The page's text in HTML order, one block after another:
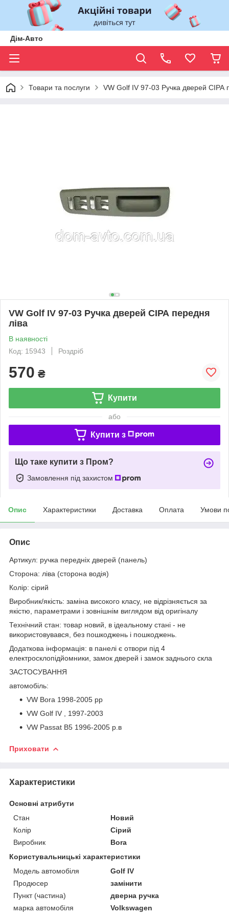
Дім-Авто
Товари та послуги VW Golf IV 97-03 Ручка дверей СІРА
VW Golf IV 97-03 Ручка дверей СІРА передня
ліва
В наявності
Код: 15943
Роздріб
570 ₴
Купити
або
Купити з
Що таке купити з Пром?
Замовлення під захистом
Опис Характеристики Доставка Оплата Умови
Опис
Артикул: ручка передніх дверей (панель)
Сторона: ліва (сторона водія)
Колір: сірий
Виробник/якість: заміна високого класу, не відрізняється за
якістю, параметрами і зовнішнім виглядом від оригіналу
Технічний стан: товар новий, в ідеальному стані - не
використовувався, без пошкоджень і пошкоджень.
Додаткова інформація: в панелі є отвори під 4
електросклопідйомники, замок дверей і замок заднього скла
ЗАСТОСУВАННЯ
автомобіль:
VW Bora 1998-2005 рр
VW Golf IV , 1997-2003
VW Passat B5 1996-2005 р.в
Приховати
Характеристики
Основні атрибути
Стан
Новий
Колір
Сірий
Виробник
Bora
Користувальницькі характеристики
Модель автомобіля
Golf IV
Продюсер
замінити
Пункт (частина)
дверна ручка
марка автомобіля
Volkswagen